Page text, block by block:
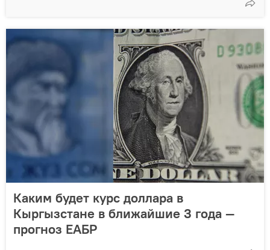
Каким будет курс доллара в
Кыргызстане в ближайшие 3 года —
прогноз ЕАБР